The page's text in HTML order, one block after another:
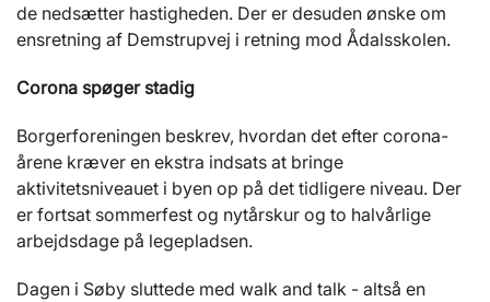
de nedsætter hastigheden. Der er desuden ønske om
ensretning af Demstrupvej i retning mod Ådalsskolen.
Corona spøger stadig
Borgerforeningen beskrev, hvordan det efter corona-
årene kræver en ekstra indsats at bringe
aktivitetsniveauet i byen op på det tidligere niveau. Der
er fortsat sommerfest og nytårskur og to halvårlige
arbejdsdage på legepladsen.
Dagen i Søby sluttede med walk and talk - altså en